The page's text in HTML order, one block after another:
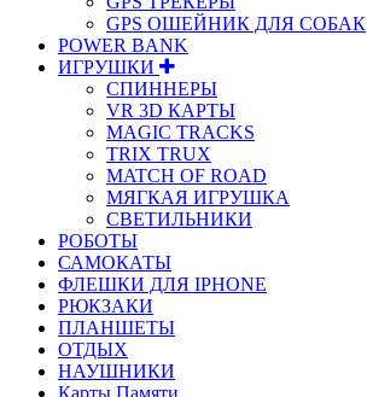
GPS ОШЕЙНИК ДЛЯ СОБАК
POWER BANK
ИГРУШКИ
СПИННЕРЫ
VR 3D КАРТЫ
MAGIC TRACKS
TRIX TRUX
MATCH OF ROAD
МЯГКАЯ ИГРУШКА
СВЕТИЛЬНИКИ
РОБОТЫ
САМОКАТЫ
ФЛЕШКИ ДЛЯ IPHONE
РЮКЗАКИ
ПЛАНШЕТЫ
ОТДЫХ
НАУШНИКИ
Карты Памяти